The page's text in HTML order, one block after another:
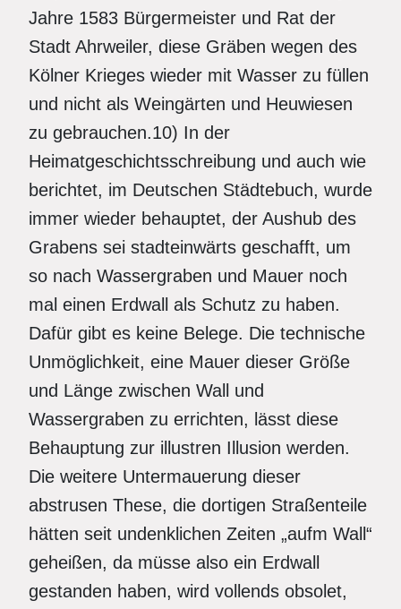
Jahre 1583 Bürgermeister und Rat der
Stadt Ahrweiler, diese Gräben wegen des
Kölner Krieges wieder mit Wasser zu füllen
und nicht als Weingärten und Heuwiesen
zu gebrauchen.10) In der
Heimatgeschichtsschreibung und auch wie
berichtet, im Deutschen Städtebuch, wurde
immer wieder behauptet, der Aushub des
Grabens sei stadteinwärts geschafft, um
so nach Wassergraben und Mauer noch
mal einen Erdwall als Schutz zu haben.
Dafür gibt es keine Belege. Die technische
Unmöglichkeit, eine Mauer dieser Größe
und Länge zwischen Wall und
Wassergraben zu errichten, lässt diese
Behauptung zur illustren Illusion werden.
Die weitere Untermauerung dieser
abstrusen These, die dortigen Straßenteile
hätten seit undenklichen Zeiten „aufm Wall“
geheißen, da müsse also ein Erdwall
gestanden haben, wird vollends obsolet,